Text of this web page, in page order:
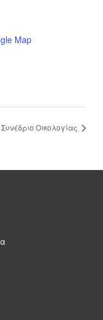
Map
Συνέδριο Οικολογίας